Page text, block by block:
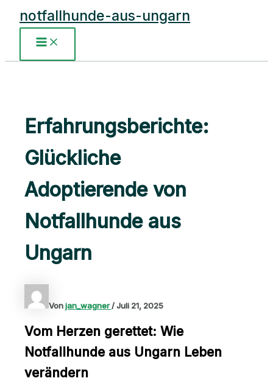
Zum
Inhalt
springen
notfallhunde-aus-ungarn
Main
Menu
Erfahrungsberichte:
Glückliche
Adoptierende von
Notfallhunde aus
Ungarn
Vonjan_wagner/Juli 21, 2025
Vom Herzen gerettet: Wie
Notfallhunde aus Ungarn Leben
verändern